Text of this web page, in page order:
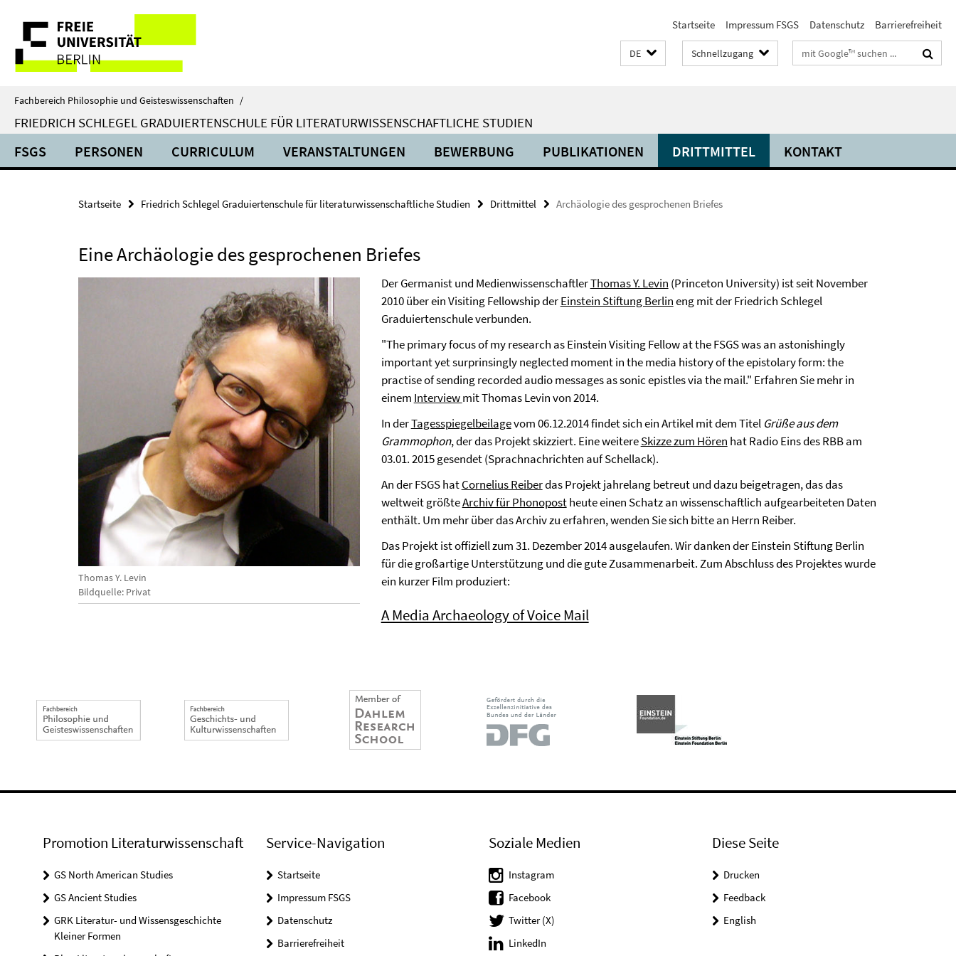
direkt
Inhalt
Service-
Navigation
Startseite Impressum FSGS Datenschutz Barrierefreiheit
DE Schnellzugang Suchbegriffe
Fachbereich Philosophie und Geisteswissenschaften /
FRIEDRICH SCHLEGEL GRADUIERTENSCHULE FÜR LITERATURWISSENSCHAFTLICHE STUDIEN
FSGS PERSONEN CURRICULUM VERANSTALTUNGEN BEWERBUNG PUBLIKATIONEN DRITTMITTEL KONTAKT
Startseite Friedrich Schlegel Graduiertenschule für literaturwissenschaftliche Studien Drittmittel Archäologie des gesprochenen Briefes
Eine Archäologie des gesprochenen Briefes
Thomas Y. Levin
Bildquelle: Privat
Der Germanist und MedienwissenschaftlerThomas Y. Levin (Princeton University) ist seit November
2010 über ein Visiting Fellowship derEinstein Stiftung Berlineng mit der Friedrich Schlegel
Graduiertenschule verbunden.
"The primary focus of my research as Einstein Visiting Fellow at the FSGS was an astonishingly
important yet surprinsingly neglected moment in the media history of the epistolary form: the
practise of sending recorded audio messages as sonic epistles via the mail." Erfahren Sie mehr in
einem Interviewmit Thomas Levin von 2014.
In derTagesspiegelbeilagevom 06.12.2014 findet sich ein Artikel mit dem Titel Grüße aus dem
Grammophon, der das Projekt skizziert. Eine weitereSkizze zum Hören hat Radio Eins des RBB am
03.01. 2015 gesendet (Sprachnachrichten auf Schellack).
An der FSGS hatCornelius Reiberdas Projekt jahrelang betreut und dazu beigetragen, das das
weltweit größteArchiv für Phonopostheute einen Schatz an wissenschaftlich aufgearbeiteten Daten
enthält. Um mehr über das Archiv zu erfahren, wenden Sie sich bitte an Herrn Reiber.
Das Projekt ist offiziell zum 31. Dezember 2014 ausgelaufen. Wir danken der Einstein Stiftung Berlin
für die großartige Unterstützung und die gute Zusammenarbeit. Zum Abschluss des Projektes wurde
ein kurzer Film produziert:
A Media Archaeology of Voice Mail
Promotion Literaturwissenschaft
GS North American Studies
GS Ancient Studies
GRK Literatur- und Wissensgeschichte
Kleiner Formen
Service-Navigation
Startseite
Impressum FSGS
Datenschutz
Barrierefreiheit
Soziale Medien
Instagram
Facebook
Twitter (X)
LinkedIn
Diese Seite
Drucken
Feedback
English